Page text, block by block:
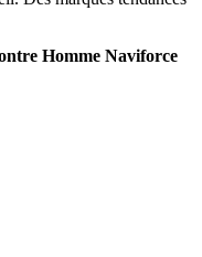
Homme Naviforce